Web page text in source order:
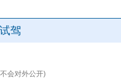
驾
会对外公开)